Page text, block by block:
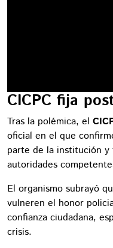
CICPC fija
Tras la polémica, el
oficial en el que
parte de la institución y
autoridades
El organismo subrayó
vulneren el honor
confianza ciudadana,
crisis.